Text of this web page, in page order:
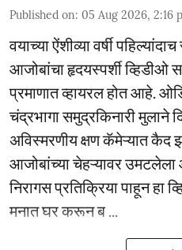
Published on: 05 Aug 2026, 2:16
वयाच्या ऐंशीव्या वर्षी
आजोबांचा हृदयस्पर्शी व्हिडीओ
प्रमाणात व्हायरल होत आहे.
चंद्रभागा समुद्रकिनारी मुलाने
अविस्मरणीय क्षण कॅमेऱ्यात कैद
आजोबांच्या चेहऱ्यावर
निरागस प्रतिक्रिया पाहून हा
मनात घर करून ब ...